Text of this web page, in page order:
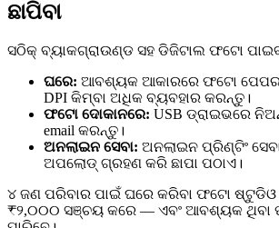
ଛାପିବା
ସଠିକ୍ ବ୍ୟାକଗ୍ରାଉଣ୍ଡ ସହ ଡିଜିଟାଲ ଫଟୋ
ଘରେ: ଆବଶ୍ୟକ ଆକାରରେ ଫଟୋ
DPI କିମ୍ବା ଅଧିକ ବ୍ୟବହାର କରନ୍ତୁ।
ଫଟୋ ଦୋକାନରେ: USB ଡ୍ରାଇଭରେ
email କରନ୍ତୁ।
ଅନଲାଇନ ସେବା: ଅନଲାଇନ ପ୍ରିଣ୍ଟିଂ
ଅପଲୋଡ୍ ଗ୍ରହଣ କରି ଛାପା ପଠାଏ।
୪ ଜଣ ପରିବାର ପାଇଁ ଘରେ କରିବା ଫଟୋ ଷ୍ଟୁଡିଓ
₹୨,୦୦୦ ସଞ୍ଚୟ କରେ — ଏବଂ ଆବଶ୍ୟକ ଥିବା